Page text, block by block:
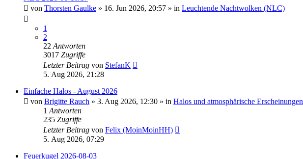
von Thorsten Gaulke » 16. Jun 2026, 20:57 » in Leuchtende Nachtwolken (NLC)
1
2
22 Antworten
3017 Zugriffe
Letzter Beitrag von StefanK
5. Aug 2026, 21:28
Einfache Halos - August 2026
von Brigitte Rauch » 3. Aug 2026, 12:30 » in Halos und atmosphärische Erscheinungen
1 Antworten
235 Zugriffe
Letzter Beitrag von Felix (MoinMoinHH)
5. Aug 2026, 07:29
Feuerkugel 2026-08-03